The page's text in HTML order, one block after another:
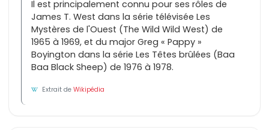
Il est principalement connu pour ses rôles de
James T. West dans la série télévisée Les
Mystères de l'Ouest (The Wild Wild West) de
1965 à 1969, et du major Greg « Pappy »
Boyington dans la série Les Têtes brûlées (Baa
Baa Black Sheep) de 1976 à 1978.
Extrait deWikipédia